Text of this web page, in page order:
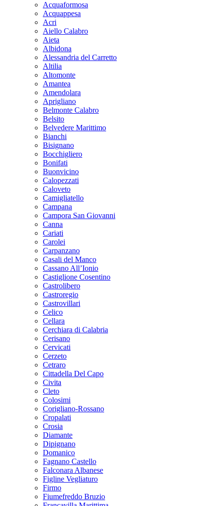
Acquaformosa
Acquappesa
Acri
Aiello Calabro
Aieta
Albidona
Alessandria del Carretto
Altilia
Altomonte
Amantea
Amendolara
Aprigliano
Belmonte Calabro
Belsito
Belvedere Marittimo
Bianchi
Bisignano
Bocchigliero
Bonifati
Buonvicino
Calopezzati
Caloveto
Camigliatello
Campana
Campora San Giovanni
Canna
Cariati
Carolei
Carpanzano
Casali del Manco
Cassano All’Ionio
Castiglione Cosentino
Castrolibero
Castroregio
Castrovillari
Celico
Cellara
Cerchiara di Calabria
Cerisano
Cervicati
Cerzeto
Cetraro
Cittadella Del Capo
Civita
Cleto
Colosimi
Corigliano-Rossano
Cropalati
Crosia
Diamante
Dipignano
Domanico
Fagnano Castello
Falconara Albanese
Figline Vegliaturo
Firmo
Fiumefreddo Bruzio